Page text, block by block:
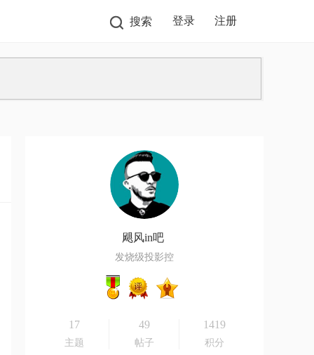
搜索 登录 注册
飓风in吧
发烧级投影控
17
主题
49
帖子
1419
积分